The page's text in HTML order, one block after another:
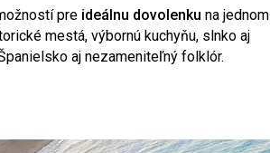
pre ideálnu dovolenku na jednom
mestá, výbornú kuchyňu, slnko aj
aj nezameniteľný folklór.